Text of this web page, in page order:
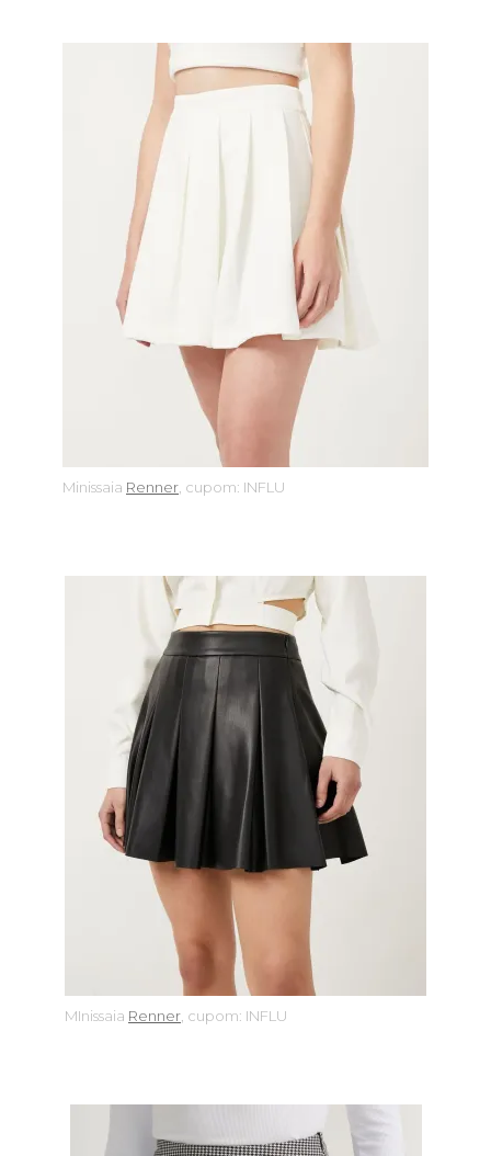
Minissaia Renner , cupom: INFLU
MInissaia Renner , cupom: INFLU